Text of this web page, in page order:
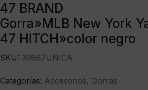
47 BRAND
Gorra»MLB New York
47 HITCH»color negro
SKU: 39867UNICA
Categorías: Accesorios, Gorras